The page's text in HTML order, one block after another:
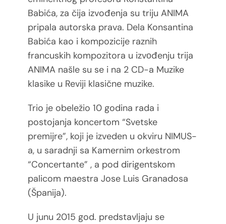
Babića, za čija izvođenja su triju ANIMA
pripala autorska prava. Dela Konsantina
Babića kao i kompozicije raznih
francuskih kompozitora u izvоđenju trija
ANIMA našle su se i na 2 CD-a Muzike
klasike u Reviji klasične muzike.
Trio je obeležio 10 godina rada i
postojanja koncertom “Svetske
premijre”, koji je izveden u okviru NIMUS-
a, u saradnji sa Kamernim orkestrom
“Concertante” , a pod dirigentskom
palicom maestra Jose Luis Granadosa
(Španija).
U junu 2015 god. predstavljaju se